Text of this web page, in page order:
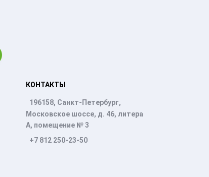
КОНТАКТЫ
196158, Санкт-Петербург,
Московское шоссе, д. 46, литера
А, помещение № 3
+7 812 250-23-50